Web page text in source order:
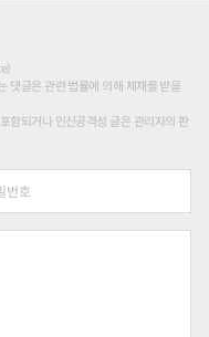
댓글은 관련 법률에 의해 제재를 받을
함되거나 인신공격성 글은 관리자의 판